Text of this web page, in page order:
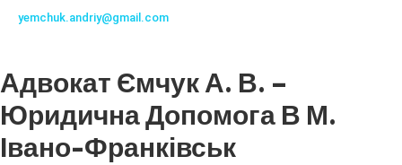
yemchuk.andriy@gmail.com
Адвокат Ємчук А. В. –
Юридична Допомога В М.
Івано-Франківськ